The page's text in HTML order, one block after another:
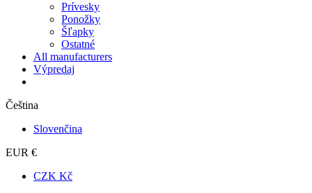
Prívesky
Ponožky
Šľapky
Ostatné
All manufacturers
Výpredaj
Čeština
Slovenčina
EUR €
CZK Kč